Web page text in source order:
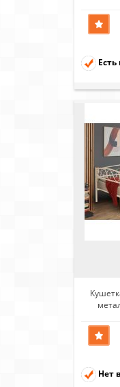
Есть
Нет